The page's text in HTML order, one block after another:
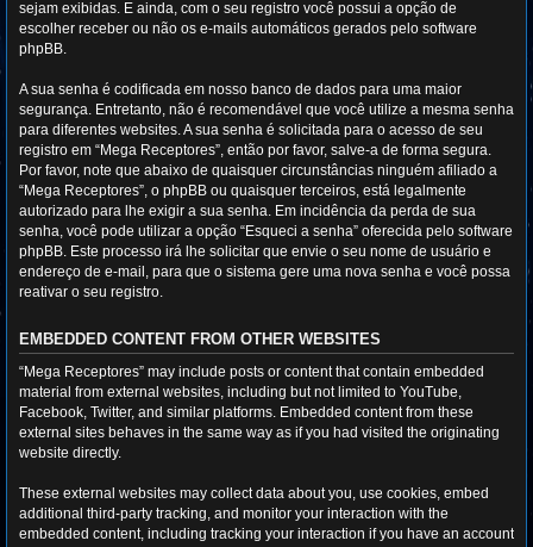
sejam exibidas. E ainda, com o seu registro você possui a opção de
escolher receber ou não os e-mails automáticos gerados pelo software
phpBB.
A sua senha é codificada em nosso banco de dados para uma maior
segurança. Entretanto, não é recomendável que você utilize a mesma senha
para diferentes websites. A sua senha é solicitada para o acesso de seu
registro em “Mega Receptores”, então por favor, salve-a de forma segura.
Por favor, note que abaixo de quaisquer circunstâncias ninguém afiliado a
“Mega Receptores”, o phpBB ou quaisquer terceiros, está legalmente
autorizado para lhe exigir a sua senha. Em incidência da perda de sua
senha, você pode utilizar a opção “Esqueci a senha” oferecida pelo software
phpBB. Este processo irá lhe solicitar que envie o seu nome de usuário e
endereço de e-mail, para que o sistema gere uma nova senha e você possa
reativar o seu registro.
EMBEDDED CONTENT FROM OTHER WEBSITES
“Mega Receptores” may include posts or content that contain embedded
material from external websites, including but not limited to YouTube,
Facebook, Twitter, and similar platforms. Embedded content from these
external sites behaves in the same way as if you had visited the originating
website directly.
These external websites may collect data about you, use cookies, embed
additional third-party tracking, and monitor your interaction with the
embedded content, including tracking your interaction if you have an account